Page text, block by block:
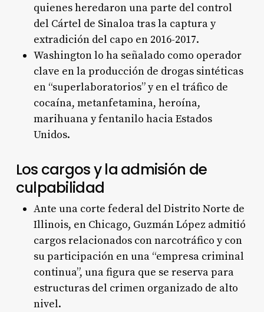
quienes heredaron una parte del control
del Cártel de Sinaloa tras la captura y
extradición del capo en 2016-2017.
Washington lo ha señalado como operador
clave en la producción de drogas sintéticas
en “superlaboratorios” y en el tráfico de
cocaína, metanfetamina, heroína,
marihuana y fentanilo hacia Estados
Unidos.
Los cargos y la admisión de
culpabilidad
Ante una corte federal del Distrito Norte de
Illinois, en Chicago, Guzmán López admitió
cargos relacionados con narcotráfico y con
su participación en una “empresa criminal
continua”, una figura que se reserva para
estructuras del crimen organizado de alto
nivel.